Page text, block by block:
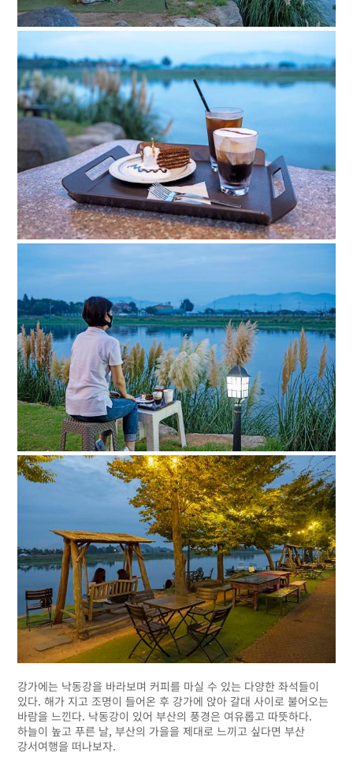
강가에는 낙동강을 바라보며 커피를 마실 수 있는 다양한 좌석들이
있다. 해가 지고 조명이 들어온 후 강가에 앉아 갈대 사이로 불어오는
바람을 느낀다. 낙동강이 있어 부산의 풍경은 여유롭고 따뜻하다.
하늘이 높고 푸른 날, 부산의 가을을 제대로 느끼고 싶다면 부산
강서여행을 떠나보자.